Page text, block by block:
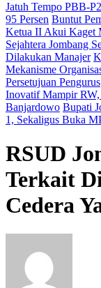
Jatuh Tempo PBB-
95 Persen Buntut
Ketua II Akui Kaget
Sejahtera Jombang
Dilakukan Manajer
Mekanisme
Persetujuan Pengurus
Inovatif Mampir
Banjardowo Bupati
1, Sekaligus Buka
RSUD
Terkait
Cedera